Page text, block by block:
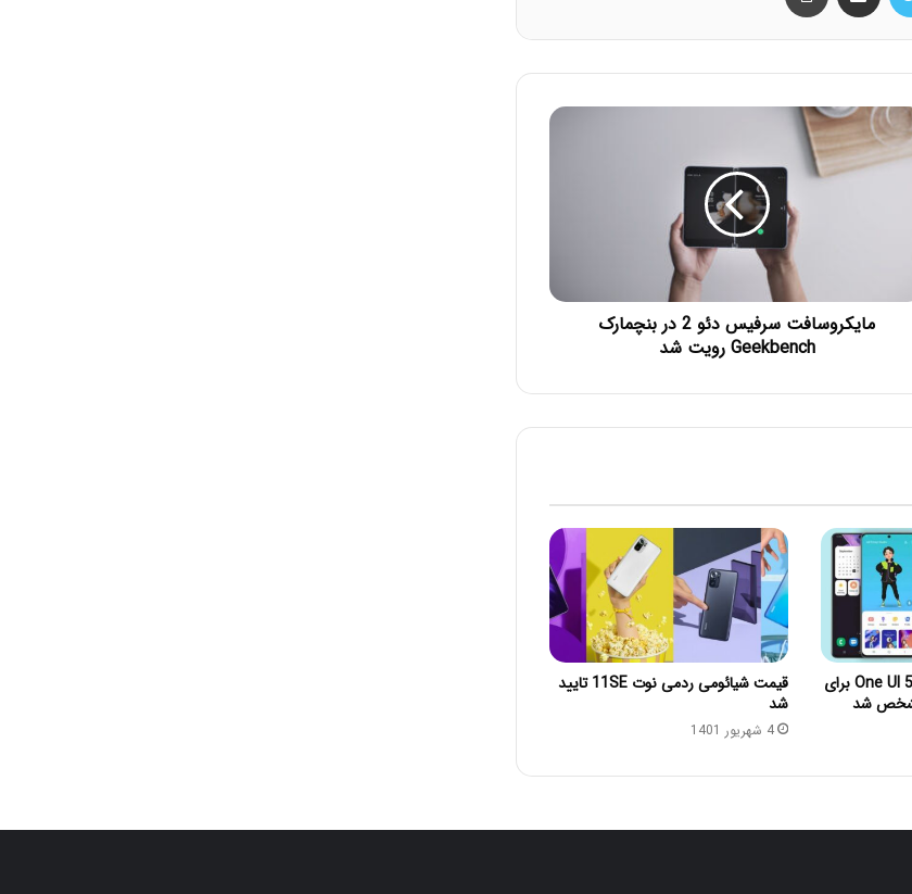
مایکروسافت سرفیس دئو 2 در بنچمارک
Geekbench رویت شد
زمان انتشار رابط کاربری One UI 5 برای
شد
قیمت شیائومی ردمی نوت 11SE تایید
شد
4 شهریور 1401